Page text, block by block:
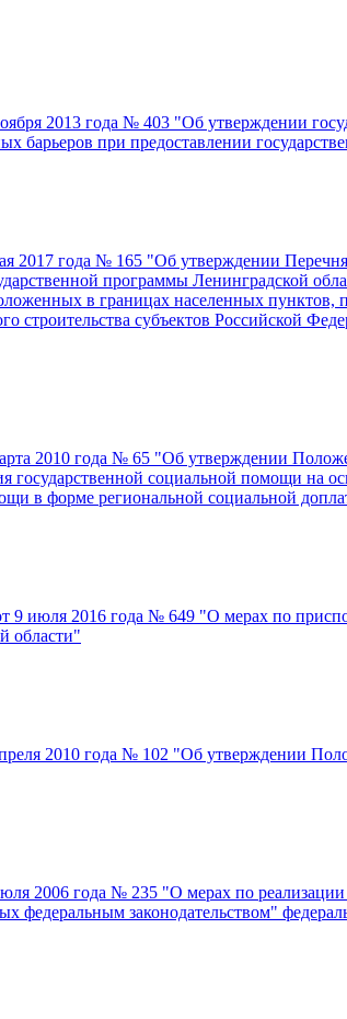
2013 года № 403 "Об утверждении
при предоставлении
2017 года № 165 "Об утверждении
программы Ленинградской
в границах населенных пунктов,
субъектов Российской
2010 года № 65 "Об утверждении
социальной помощи на
в форме региональной социальной
9 июля 2016 года № 649 "О мерах по
области"
2010 года № 102 "Об утверждении
2006 года № 235 "О мерах по
федеральным законодательством"